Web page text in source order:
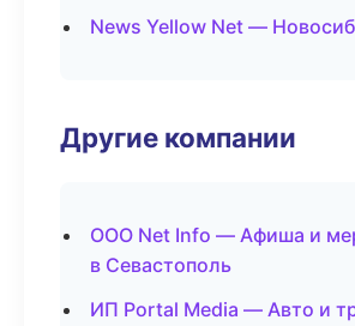
News Yellow Net —
Другие компании
ООО Net Info — Афиша и
в Севастополь
ИП Portal Media — Авто и